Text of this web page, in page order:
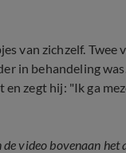
van zichzelf. Twee
in behandeling
zegt hij: "Ik ga
video bovenaan het